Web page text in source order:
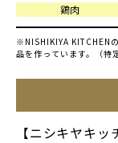
鶏肉
※NISHIKIYA KITCHEN
品を作っています。（特
【ニシキヤキ